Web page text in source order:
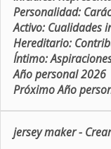
Personalidad:
Activo:Cualidades
Hereditario:
Íntimo:
Año personal 2026
Próximo Año
jersey maker-